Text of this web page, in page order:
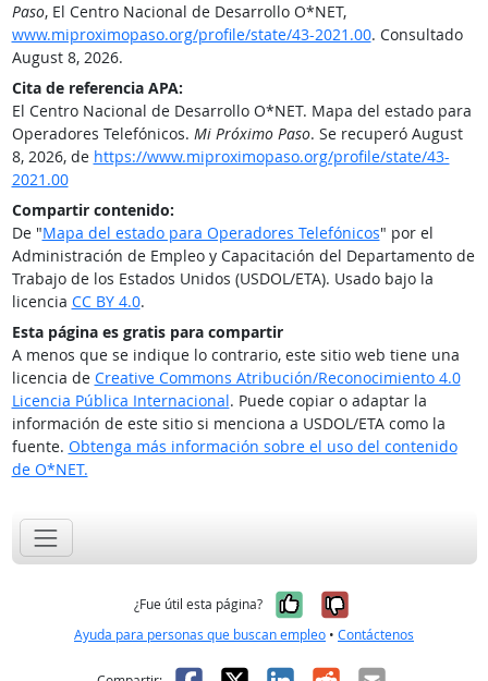
Paso, El Centro Nacional de Desarrollo O*NET,
www.miproximopaso.org/profile/state/43-2021.00. Consultado
August 8, 2026.
Cita de referencia APA:
El Centro Nacional de Desarrollo O*NET. Mapa del estado para
Operadores Telefónicos. Mi Próximo Paso. Se recuperó August
8, 2026, de https://www.miproximopaso.org/profile/state/43-
2021.00
Compartir contenido:
De "Mapa del estado para Operadores Telefónicos" por el
Administración de Empleo y Capacitación del Departamento de
Trabajo de los Estados Unidos (USDOL/ETA). Usado bajo la
licencia CC BY 4.0.
Esta página es gratis para compartir
A menos que se indique lo contrario, este sitio web tiene una
licencia de Creative Commons Atribución/Reconocimiento 4.0
Licencia Pública Internacional. Puede copiar o adaptar la
información de este sitio si menciona a USDOL/ETA como la
fuente. Obtenga más información sobre el uso del contenido
de O*NET.
¿Fue útil esta página? Sí, fue útil
No, no fue
Ayuda para personas que buscan empleo • Contáctenos